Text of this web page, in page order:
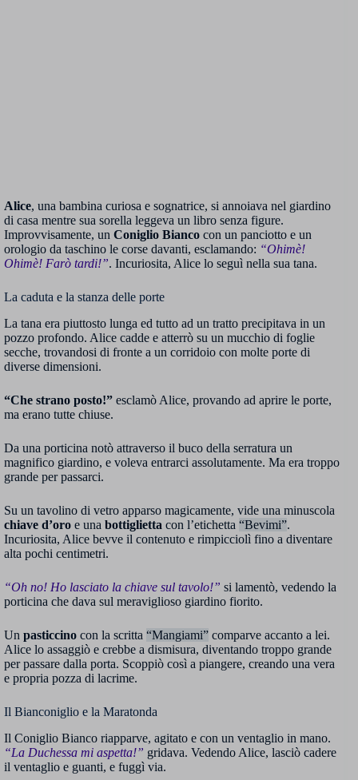
Alice, una bambina curiosa e sognatrice, si annoiava nel giardino
di casa mentre sua sorella leggeva un libro senza figure.
Improvvisamente, un Coniglio Bianco con un panciotto e un
orologio da taschino le corse davanti, esclamando: “Ohimè!
Ohimè! Farò tardi!”. Incuriosita, Alice lo seguì nella sua tana.
La caduta e la stanza delle porte
La tana era piuttosto lunga ed tutto ad un tratto precipitava in un
pozzo profondo. Alice cadde e atterrò su un mucchio di foglie
secche, trovandosi di fronte a un corridoio con molte porte di
diverse dimensioni.
“Che strano posto!” esclamò Alice, provando ad aprire le porte,
ma erano tutte chiuse.
Da una porticina notò attraverso il buco della serratura un
magnifico giardino, e voleva entrarci assolutamente. Ma era troppo
grande per passarci.
Su un tavolino di vetro apparso magicamente, vide una minuscola
chiave d’oro e una bottiglietta con l’etichetta “Bevimi”.
Incuriosita, Alice bevve il contenuto e rimpicciolì fino a diventare
alta pochi centimetri.
“Oh no! Ho lasciato la chiave sul tavolo!” si lamentò, vedendo la
porticina che dava sul meraviglioso giardino fiorito.
Un pasticcino con la scritta “Mangiami” comparve accanto a lei.
Alice lo assaggiò e crebbe a dismisura, diventando troppo grande
per passare dalla porta. Scoppiò così a piangere, creando una vera
e propria pozza di lacrime.
Il Bianconiglio e la Maratonda
Il Coniglio Bianco riapparve, agitato e con un ventaglio in mano.
“La Duchessa mi aspetta!” gridava. Vedendo Alice, lasciò cadere
il ventaglio e guanti, e fuggì via.